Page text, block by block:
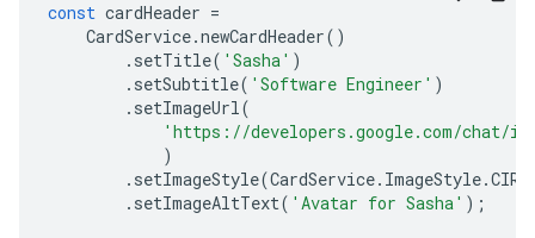
const cardHeader =
CardService.newCardHeader()
. setTitle( 'Sasha' )
. setSubtitle( 'Software Engineer' )
. setImageUrl(
'https://developers.google.com/chat/
)
. setImageStyle(CardService. ImageStyle.
. setImageAltText( 'Avatar for Sasha' );